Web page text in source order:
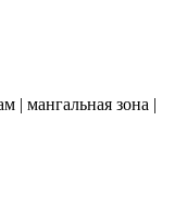
| мангальная зона |